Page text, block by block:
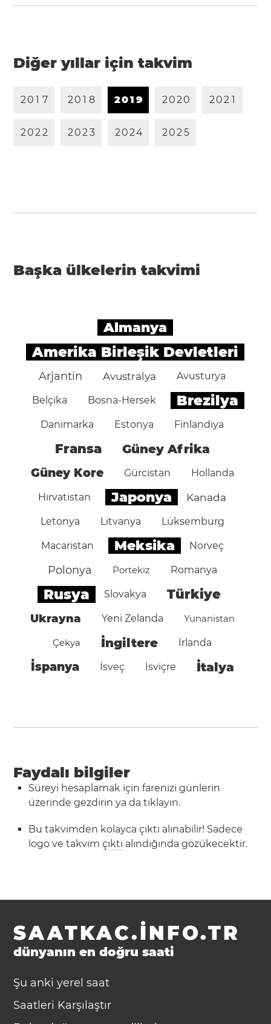
Diğer yıllar için takvim
20 1 7 20 1 8 201 9 2020 202 1
2022 2023 2024 2025
Başka ülkelerin takvimi
Almanya
Amerika Birleşik Devletleri
Arjantin Avustralya Avusturya
Belçika Bosna-Hersek Brezilya
Danimarka Estonya Finlandiya
Fransa Güney Afrika
Güney Kore Gürcistan Hollanda
Hırvatistan Japonya Kanada
Letonya Litvanya Lüksemburg
Macaristan Meksika Norveç
Polonya Portekiz Romanya
Rusya Slovakya Türkiye
Ukrayna Yeni Zelanda Yunanistan
Çekya İngiltere İrlanda
İspanya İsveç İsviçre İtalya
Faydalı bilgiler
Süreyi hesaplamak için farenizi günlerin
üzerinde gezdirin ya da tıklayın.
Bu takvimden kolayca çıktı alınabilir! Sadece
logo ve takvimçıktı alındığında gözükecektir.
SAATKAC.INFO.TR
dünyanın en doğru saati
Şu anki yerel saat
Saatleri Karşılaştır